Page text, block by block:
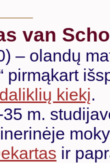
van
– olandų
pirmąkart
kiekį.
m.
ir